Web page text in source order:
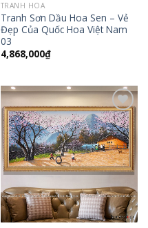
TRANH HOA
Tranh Sơn Dầu Hoa Sen – Vẻ
Đẹp Của Quốc Hoa Việt Nam
03
4,868,000₫
Add to
Wishlist